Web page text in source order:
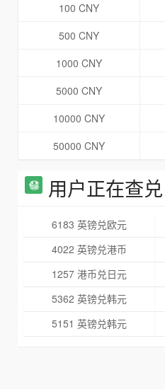
100 CNY
500 CNY
1000 CNY
5000 CNY
10000 CNY
50000 CNY
用户正在查兑
6183 英镑兑欧元
4022 英镑兑港币
1257 港币兑日元
5362 英镑兑韩元
5151 英镑兑韩元